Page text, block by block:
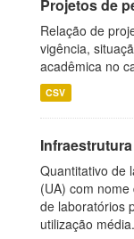
Projetos de
Relação de
vigência,
acadêmica no
CSV
Quantitativo de
(UA) com
de laboratórios
utilização